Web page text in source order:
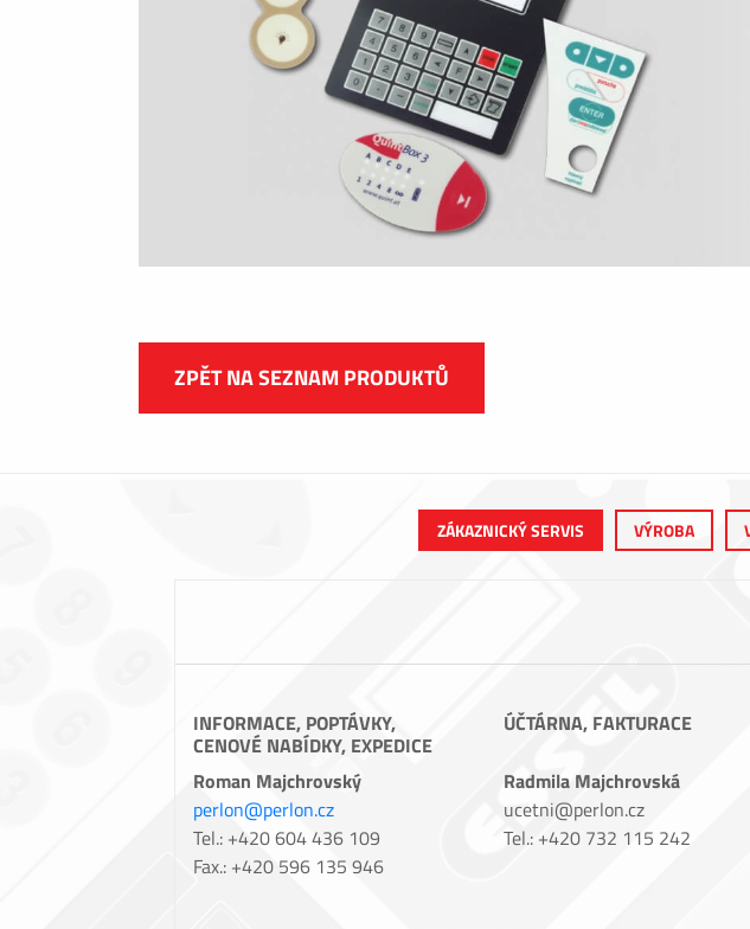
ZPĚT NA SEZNAM PRODUKTŮ
ZÁKAZNICKÝ SERVIS VÝROBA
INFORMACE, POPTÁVKY,
CENOVÉ NABÍDKY, EXPEDICE
Roman Majchrovský
perlon@perlon.cz
Tel.: +420 604 436 109
Fax.: +420 596 135 946
ÚČTÁRNA, FAKTURACE
Radmila Majchrovská
ucetni@perlon.cz
Tel.: +420 732 115 242